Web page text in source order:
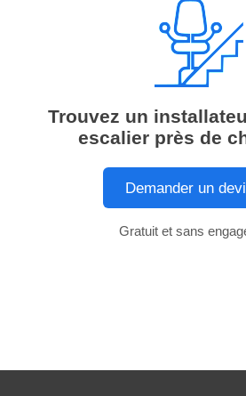
Trouvez un
escalier près de
Demander un
Gratuit et sans